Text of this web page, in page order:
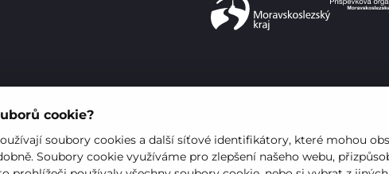
cookie?
soubory cookies a další síťové identifikátory, které mohou
Soubory cookie využíváme pro zlepšení našeho webu,